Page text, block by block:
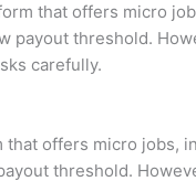
that offers micro
payout threshold.
carefully.
that offers micro jobs,
threshold.